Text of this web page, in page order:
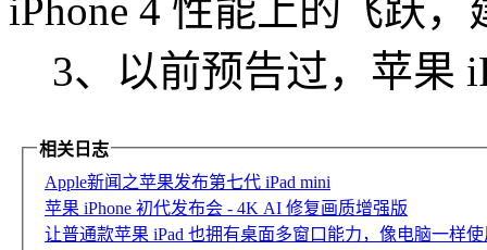
iPhone 4 性能上的飞跃
3、以前预告过，苹果
相关日志
Apple新闻之苹果发布第七代 iPad mini
苹果 iPhone 初代发布会 - 4K AI 修复画质增强版
让普通款苹果 iPad 也拥有桌面多窗口能力，像电脑一样使